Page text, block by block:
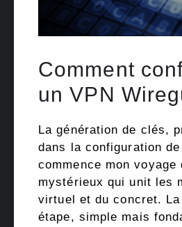
Comment
un VPN
La génération de clés,
dans la configuration
commence mon voyage
mystérieux qui unit les
virtuel et du concret. La
étape, simple mais